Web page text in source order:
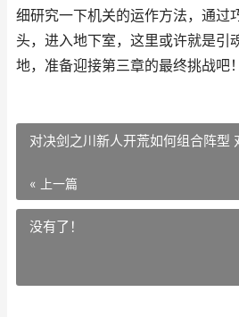
细研究一下机关的运作方法，通过
头，进入地下室，这里或许就是引
地，准备迎接第三章的最终挑战吧！
对决剑之川新人开荒如何组合阵型
« 上一篇
没有了！